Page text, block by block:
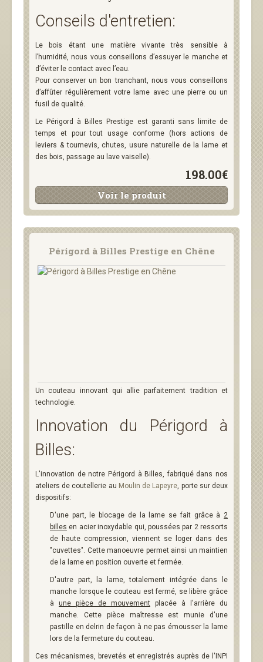
Conseils d'entretien:
Le bois étant une matière vivante très sensible à
l’humidité, nous vous conseillons d’essuyer le manche et
d’éviter le contact avec l’eau.
Pour conserver un bon tranchant, nous vous conseillons
d’affûter régulièrement votre lame avec une pierre ou un
fusil de qualité.
Le Périgord à Billes Prestige est garanti sans limite de
temps et pour tout usage conforme (hors actions de
leviers & tournevis, chutes, usure naturelle de la lame et
des bois, passage au lave vaiselle).
198.00€
Voir le produit
Périgord à Billes Prestige en Chêne
Un couteau innovant qui allie parfaitement tradition et
technologie.
Innovation du Périgord à
Billes:
L'innovation de notre Périgord à Billes, fabriqué dans nos
ateliers de coutellerie au Moulin de Lapeyre, porte sur deux
dispositifs:
D'une part, le blocage de la lame se fait grâce à 2
billes en acier inoxydable qui, poussées par 2 ressorts
de haute compression, viennent se loger dans des
"cuvettes". Cette manoeuvre permet ainsi un maintien
de la lame en position ouverte et fermée.
D'autre part, la lame, totalement intégrée dans le
manche lorsque le couteau est fermé, se libère grâce
à une pièce de mouvement placée à l'arrière du
manche. Cette pièce maîtresse est munie d'une
pastille en delrin de façon à ne pas émousser la lame
lors de la fermeture du couteau.
Ces mécanismes, brevetés et enregistrés auprès de l'INPI